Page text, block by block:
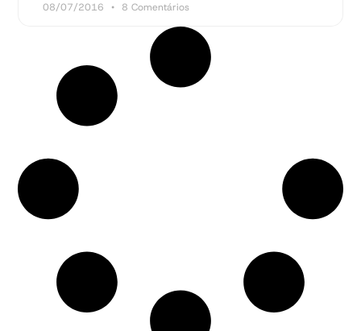
08/07/2016 8 Comentários